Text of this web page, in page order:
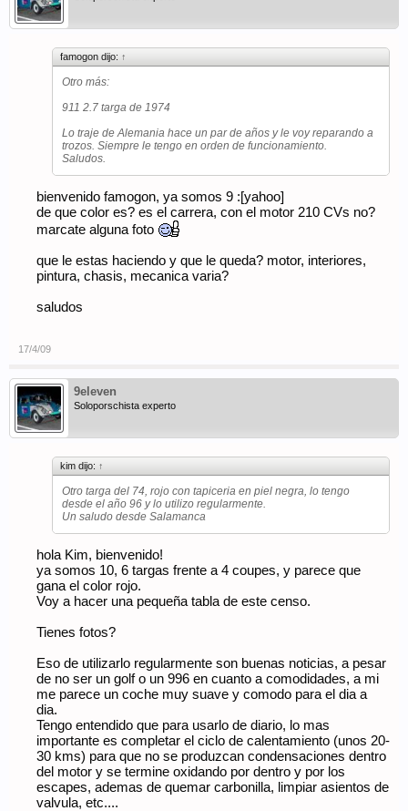
famogon dijo: ↑
Otro más:
911 2.7 targa de 1974
Lo traje de Alemania hace un par de años y le voy reparando a
trozos. Siempre le tengo en orden de funcionamiento.
Saludos.
bienvenido famogon, ya somos 9 :[yahoo]
de que color es? es el carrera, con el motor 210 CVs no?
marcate alguna foto
que le estas haciendo y que le queda? motor, interiores,
pintura, chasis, mecanica varia?
saludos
17/4/09
9eleven
Soloporschista experto
kim dijo: ↑
Otro targa del 74, rojo con tapiceria en piel negra, lo tengo
desde el año 96 y lo utilizo regularmente.
Un saludo desde Salamanca
hola Kim, bienvenido!
ya somos 10, 6 targas frente a 4 coupes, y parece que
gana el color rojo.
Voy a hacer una pequeña tabla de este censo.
Tienes fotos?
Eso de utilizarlo regularmente son buenas noticias, a pesar
de no ser un golf o un 996 en cuanto a comodidades, a mi
me parece un coche muy suave y comodo para el dia a
dia.
Tengo entendido que para usarlo de diario, lo mas
importante es completar el ciclo de calentamiento (unos 20-
30 kms) para que no se produzcan condensaciones dentro
del motor y se termine oxidando por dentro y por los
escapes, ademas de quemar carbonilla, limpiar asientos de
valvula, etc....